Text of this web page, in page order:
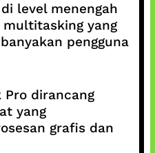
level menengah
yang
pengguna
Pro dirancang
yang
grafis dan